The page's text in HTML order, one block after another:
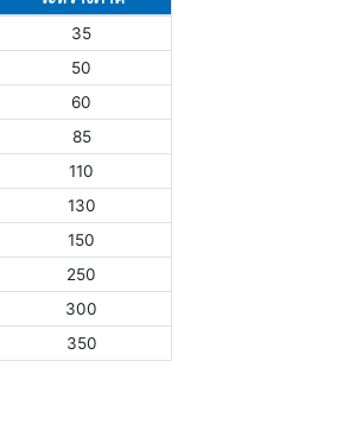
35
50
60
85
110
130
150
250
300
350